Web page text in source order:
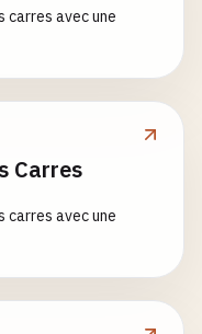
carres avec une
Carres
carres avec une